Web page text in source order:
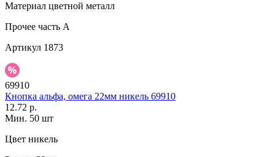
Материал цветной металл
Прочее часть A
Артикул 1873
69910
Кнопка альфа, омега 22мм никель 69910
12.72 р.
Мин. 50 шт
Цвет никель